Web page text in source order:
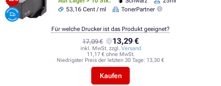
53,16 Cent / ml
TonerPartner
17,09 € 13,29 €
inkl. MwSt. zzgl. Versand
11,17 € ohne MwSt.
Niedrigster Preis der letzten 30 Tage: 13,30 €
Kaufen
Für welche Drucker ist das Produkt geeignet?